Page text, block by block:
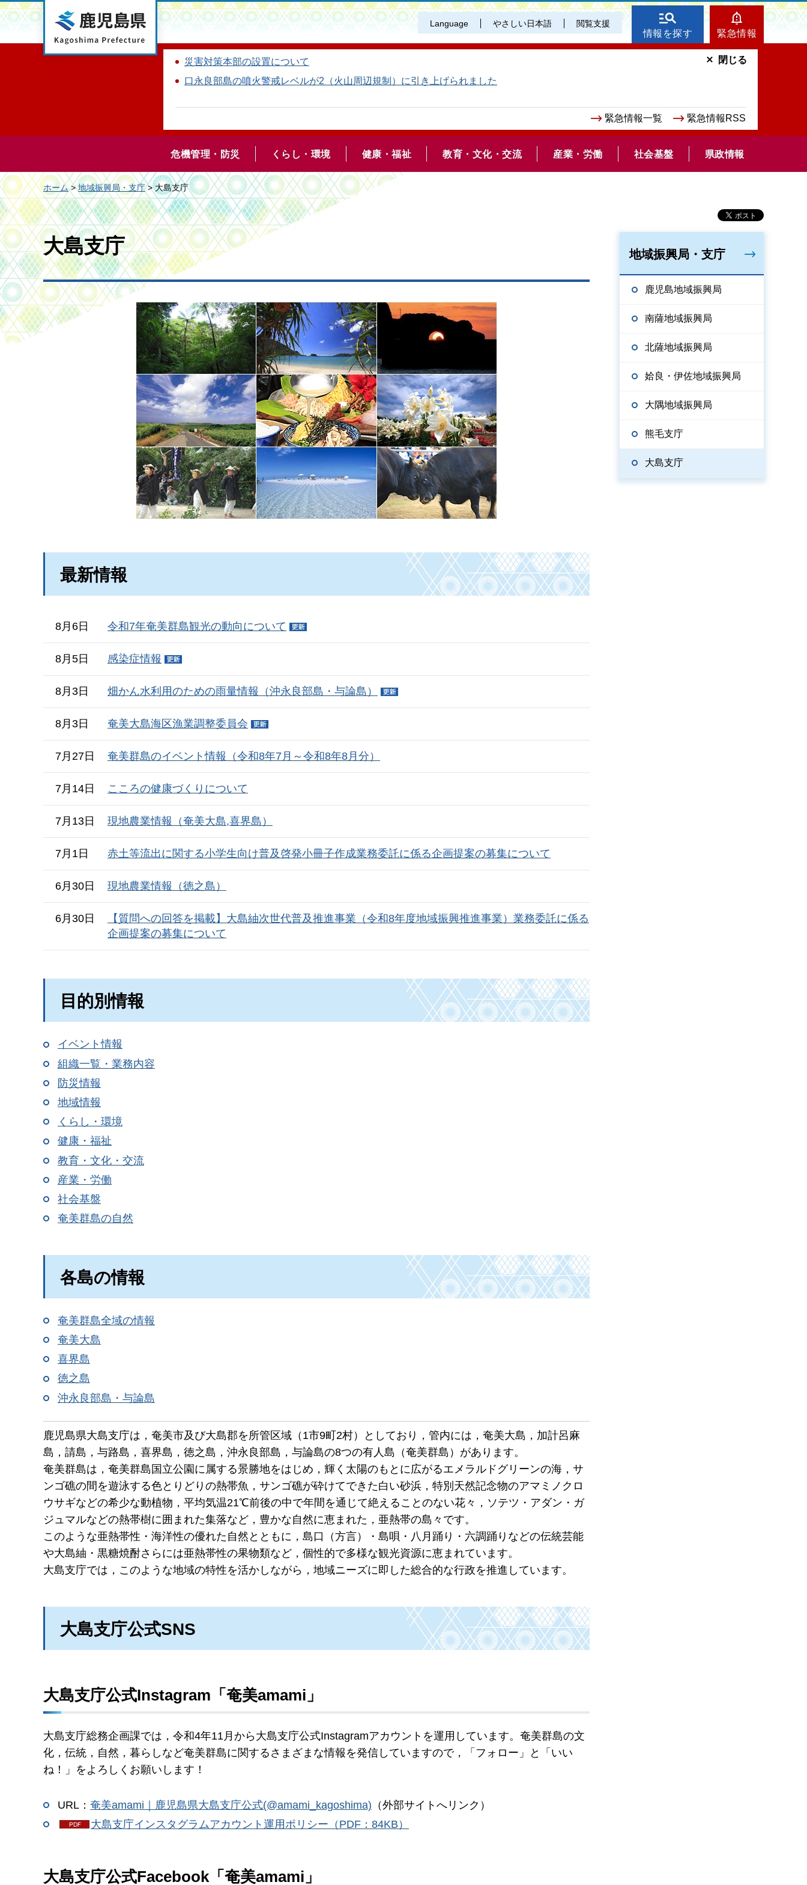
鹿児島県 Language やさしい日本語 閲覧支援
情報を探す 緊急情報
災害対策本部の設置について
口永良部島の噴火警戒レベルが2（火山周辺規制）に引き上げられました
緊急情報一覧 緊急情報RSS
閉じる
危機管理・防災 くらし・環境 健康・福祉 教育・文化・交流 産業・労働 社会基盤 県政情報
ホーム>地域振興局・支庁> 大島支庁
大島支庁
最新情報
8月6日 令和7年奄美群島観光の動向について
8月5日 感染症情報
8月3日 畑かん水利用のための雨量情報（沖永良部島・与論島）
8月3日 奄美大島海区漁業調整委員会
7月27日 奄美群島のイベント情報（令和8年7月～令和8年8月分）
7月14日 こころの健康づくりについて
7月13日 現地農業情報（奄美大島,喜界島）
7月1日 赤土等流出に関する小学生向け普及啓発小冊子作成業務委託に係る企画提案の募集について
6月30日 現地農業情報（徳之島）
6月30日
【質問への回答を掲載】大島紬次世代普及推進事業（令和8年度地域振興推進事業）業務委託に係る
企画提案の募集について
目的別情報
イベント情報
組織一覧・業務内容
防災情報
地域情報
くらし・環境
健康・福祉
教育・文化・交流
産業・労働
社会基盤
奄美群島の自然
各島の情報
奄美群島全域の情報
奄美大島
喜界島
徳之島
沖永良部島・与論島
鹿児島県大島支庁は，奄美市及び大島郡を所管区域（1市9町2村）としており，管内には，奄美大島，加計呂麻
島，請島，与路島，喜界島，徳之島，沖永良部島，与論島の8つの有人島（奄美群島）があります。
奄美群島は，奄美群島国立公園に属する景勝地をはじめ，輝く太陽のもとに広がるエメラルドグリーンの海，サ
ンゴ礁の間を遊泳する色とりどりの熱帯魚，サンゴ礁が砕けてできた白い砂浜，特別天然記念物のアマミノクロ
ウサギなどの希少な動植物，平均気温21℃前後の中で年間を通じて絶えることのない花々，ソテツ・アダン・ガ
ジュマルなどの熱帯樹に囲まれた集落など，豊かな自然に恵まれた，亜熱帯の島々です。
このような亜熱帯性・海洋性の優れた自然とともに，島口（方言）・島唄・八月踊り・六調踊りなどの伝統芸能
や大島紬・黒糖焼酎さらには亜熱帯性の果物類など，個性的で多様な観光資源に恵まれています。
大島支庁では，このような地域の特性を活かしながら，地域ニーズに即した総合的な行政を推進しています。
大島支庁公式SNS
大島支庁公式Instagram「奄美amami」
大島支庁総務企画課では，令和4年11月から大島支庁公式Instagramアカウントを運用しています。奄美群島の文
化，伝統，自然，暮らしなど奄美群島に関するさまざまな情報を発信していますので，「フォロー」と「いい
ね！」をよろしくお願いします！
URL： 奄美amami｜鹿児島県大島支庁公式(@amami_kagoshima) （外部サイトへリンク）
大島支庁インスタグラムアカウント運用ポリシー（PDF：84KB）
大島支庁公式Facebook「奄美amami」
地域振興局・支庁
鹿児島地域振興局
南薩地域振興局
北薩地域振興局
姶良・伊佐地域振興局
大隅地域振興局
熊毛支庁
大島支庁